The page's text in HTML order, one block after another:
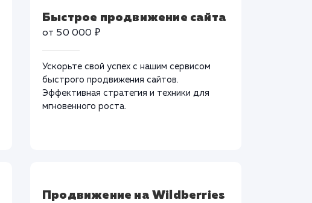
Быстрое продвижение сайта
от 50 000 ₽
Ускорьте свой успех с нашим сервисом
быстрого продвижения сайтов.
Эффективная стратегия и техники для
мгновенного роста.
Продвижение на Wildberries